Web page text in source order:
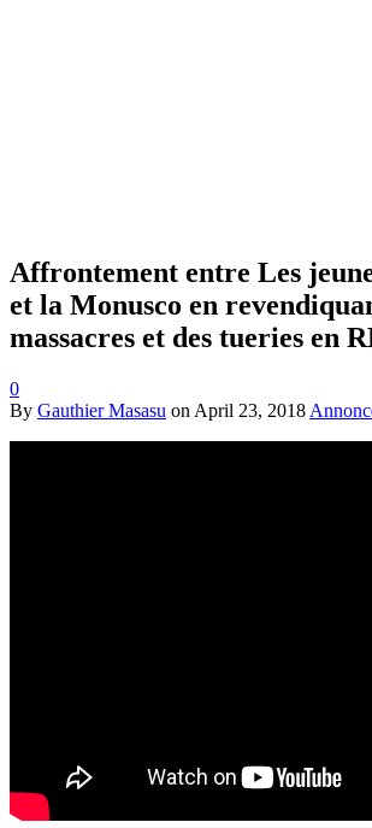
Affrontement entre Les
et la Monusco en
massacres et des tueries en
0
By Gauthier Masasu on April 23, 2018